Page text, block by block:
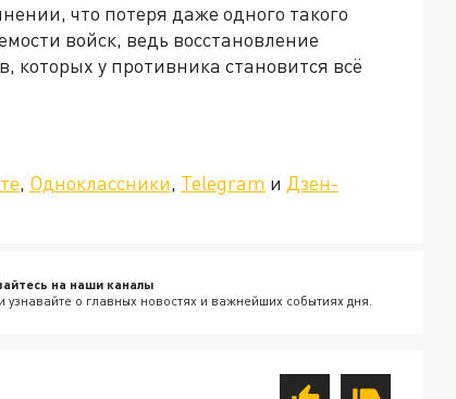
что потеря даже одного такого
войск, ведь восстановление
которых у противника становится всё
, Одноклассники, Telegram и Дзен-
на наши каналы
узнавайте о главных новостях и важнейших событиях дня.